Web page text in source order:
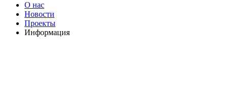
О нас
Новости
Проекты
Информация